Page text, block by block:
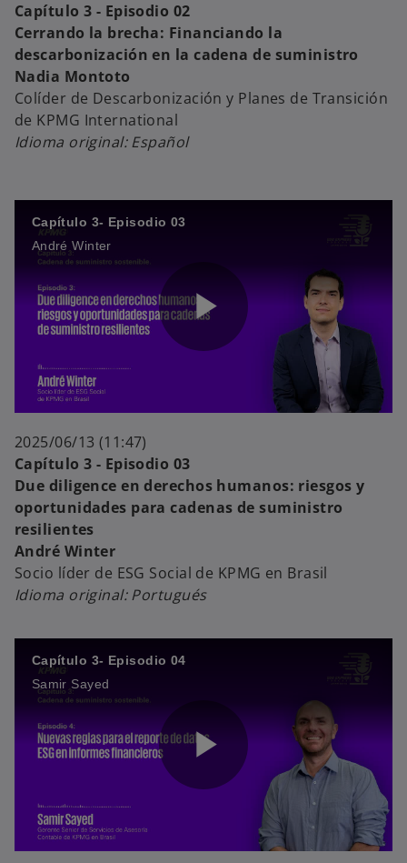
e
o
a
i
e
o
Capítulo 3 - Episodio 02
Cerrando la brecha: Financiando la
descarbonización en la cadena de suministro
Nadia Montoto
Colíder de Descarbonización y Planes de Transición
de KPMG International
Idioma original: Español
Capítulo 3- Episodio 03
André Winter
P
a
i
2025/06/13 (11:47)
Capítulo 3 - Episodio 03
Due diligence en derechos humanos: riesgos y
oportunidades para cadenas de suministro
resilientes
André Winter
Socio líder de ESG Social de KPMG en Brasil
Idioma original: Portugués
Capítulo 3- Episodio 04
Samir Sayed
P